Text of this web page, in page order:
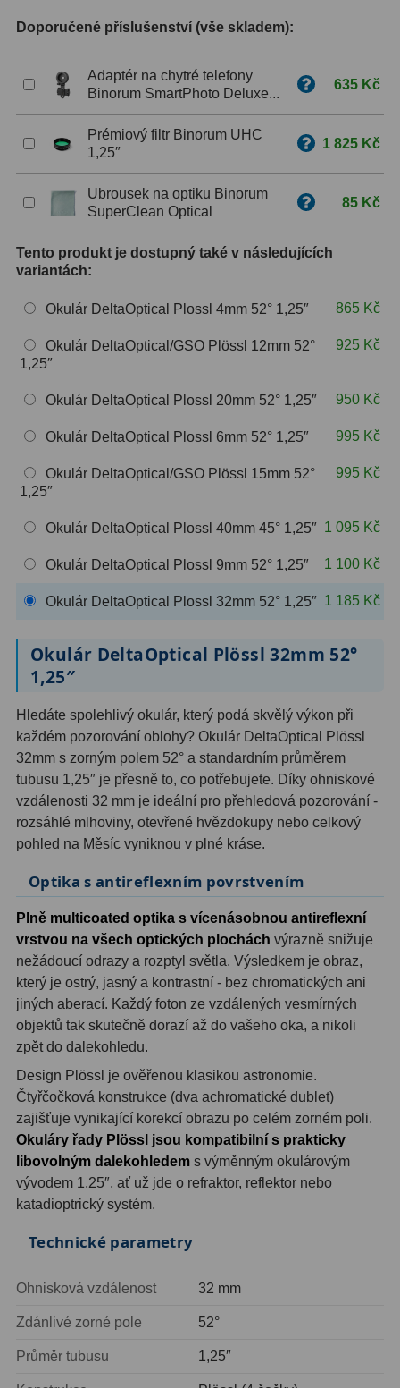
Sluneční 44
CLS a UHC18
OIII
SII2
Planetární 2
Barevné66
Barlow čočky65
Barlow 2x 38
Barlow 3x 12
Optické hledáčky
Red Dot hledáčky
Sluneční hledáčky3
Úchyty a držáky hledáčků4
Příslušenství 54
Svítilny5
Čištění 28
Binohlavy3
Ostatní 1
Montáže 93
Azimutální AZ5
Paralaktické EQ19
Fotografické montáže5
Stativy a pilíře3
Objímky10
Motory a pohony13
Upínací prvky 13
Závaží3
Doporučené příslušenství (vše skladem):
Adaptér na chytré telefony
Binorum SmartPhoto Deluxe...
635 Kč
Prémiový filtr Binorum UHC
1,25″
1 825 Kč
Ubrousek na optiku Binorum
SuperClean Optical
85 Kč
Tento produkt je dostupný také v následujících
variantách:
Okulár DeltaOptical Plossl 4mm 52° 1,25″ 865 Kč
Okulár DeltaOptical/GSO Plössl 12mm 52°
1,25″
925 Kč
Okulár DeltaOptical Plossl 20mm 52° 1,25″ 950 Kč
Okulár DeltaOptical Plossl 6mm 52° 1,25″ 995 Kč
Okulár DeltaOptical/GSO Plössl 15mm 52°
1,25″
995 Kč
Okulár DeltaOptical Plossl 40mm 45° 1,25″ 1 095 Kč
Okulár DeltaOptical Plossl 9mm 52° 1,25″ 1 100 Kč
Okulár DeltaOptical Plossl 32mm 52° 1,25″ 1 185 Kč
Okulár DeltaOptical Plössl 32mm 52°
1,25″
Hledáte spolehlivý okulár, který podá skvělý výkon při
každém pozorování oblohy? Okulár DeltaOptical Plössl
32mm s zorným polem 52° a standardním průměrem
tubusu 1,25″ je přesně to, co potřebujete. Díky ohniskové
vzdálenosti 32 mm je ideální pro přehledová pozorování -
rozsáhlé mlhoviny, otevřené hvězdokupy nebo celkový
pohled na Měsíc vyniknou v plné kráse.
Optika s antireflexním povrstvením
Plně multicoated optika s vícenásobnou antireflexní
vrstvou na všech optických plochách výrazně snižuje
nežádoucí odrazy a rozptyl světla. Výsledkem je obraz,
který je ostrý, jasný a kontrastní - bez chromatických ani
jiných aberací. Každý foton ze vzdálených vesmírných
objektů tak skutečně dorazí až do vašeho oka, a nikoli
zpět do dalekohledu.
Design Plössl je ověřenou klasikou astronomie.
Čtyřčočková konstrukce (dva achromatické dublet)
zajišťuje vynikající korekcí obrazu po celém zorném poli.
Okuláry řady Plössl jsou kompatibilní s prakticky
libovolným dalekohledem s výměnným okulárovým
vývodem 1,25″, ať už jde o refraktor, reflektor nebo
katadioptrický systém.
Technické parametry
Ohnisková vzdálenost 32 mm
Zdánlivé zorné pole 52°
Průměr tubusu 1,25″